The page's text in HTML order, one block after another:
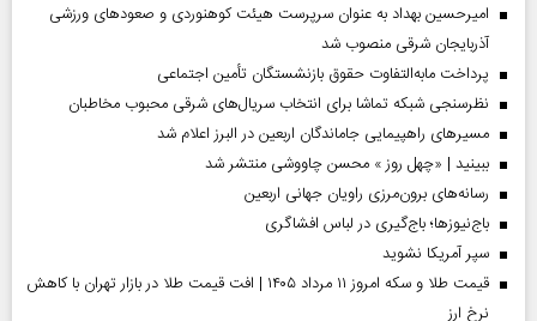
امیرحسین بهداد به عنوان سرپرست هیئت کوهنوردی و صعودهای ورزشی
آذربایجان شرقی منصوب شد
پرداخت مابه‌التفاوت حقوق بازنشستگان تأمین اجتماعی
نظرسنجی شبکه تماشا برای انتخاب سریال‌های شرقی محبوب مخاطبان
مسیر‌های راهپیمایی جاماندگان اربعین در البرز اعلام شد
ببینید | «چهل روز » محسن چاووشی منتشر شد
رسانه‌های برون‌مرزی راویان جهانی اربعین
باج‌نیوزها؛ باج‌گیری در لباس افشاگری
سپر آمریکا نشوید
قیمت طلا و سکه امروز ۱۱ مرداد ۱۴۰۵ | افت قیمت طلا در بازار تهران با کاهش
نرخ ارز